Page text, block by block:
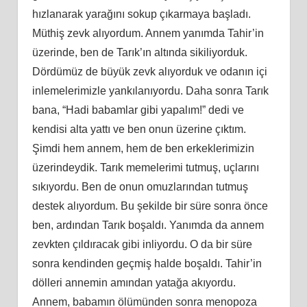
hızlanarak yarağını sokup çıkarmaya başladı.
Müthiş zevk alıyordum. Annem yanımda Tahir’in
üzerinde, ben de Tarık’ın altında sikiliyorduk.
Dördümüz de büyük zevk alıyorduk ve odanın içi
inlemelerimizle yankılanıyordu. Daha sonra Tarık
bana, “Hadi babamlar gibi yapalım!” dedi ve
kendisi alta yattı ve ben onun üzerine çıktım.
Şimdi hem annem, hem de ben erkeklerimizin
üzerindeydik. Tarık memelerimi tutmuş, uçlarını
sıkıyordu. Ben de onun omuzlarından tutmuş
destek alıyordum. Bu şekilde bir süre sonra önce
ben, ardından Tarık boşaldı. Yanımda da annem
zevkten çıldıracak gibi inliyordu. O da bir süre
sonra kendinden geçmiş halde boşaldı. Tahir’in
dölleri annemin amından yatağa akıyordu.
Annem, babamın ölümünden sonra menopoza